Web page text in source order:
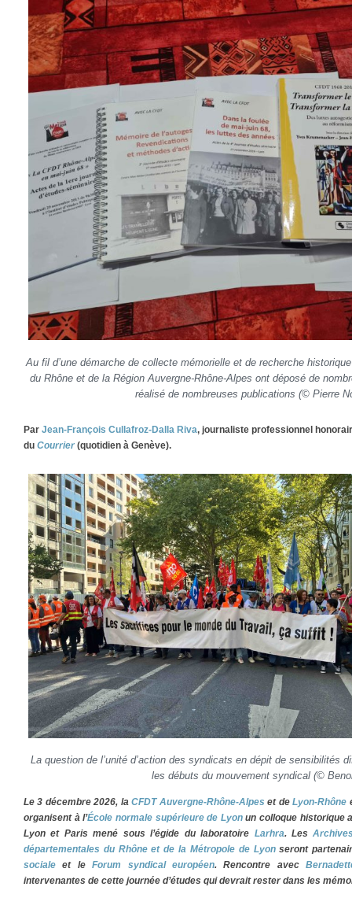
Au fil d’une démarche de collecte mémorielle et de recherche
du Rhône et de la Région Auvergne-Rhône-Alpes ont déposé de
réalisé de nombreuses publications (© Pierre
Par Jean-François Cullafroz-Dalla Riva, journaliste professionnel
du Courrier (quotidien à Genève).
La question de l’unité d’action des syndicats en dépit de sensibilités
les débuts du mouvement syndical (©
Le 3 décembre 2026, laCFDT Auvergne-Rhône-Alpes et deLyon-Rhône
organisent à l’École normale supérieure de Lyonun colloque historique
Lyon et Paris mené sous l’égide du laboratoire Larhra. Les
départementales du Rhône et de la Métropole de Lyonseront
sociale et leForum syndical européen. Rencontre avec
intervenantes de cette journée d’études qui devrait rester dans les